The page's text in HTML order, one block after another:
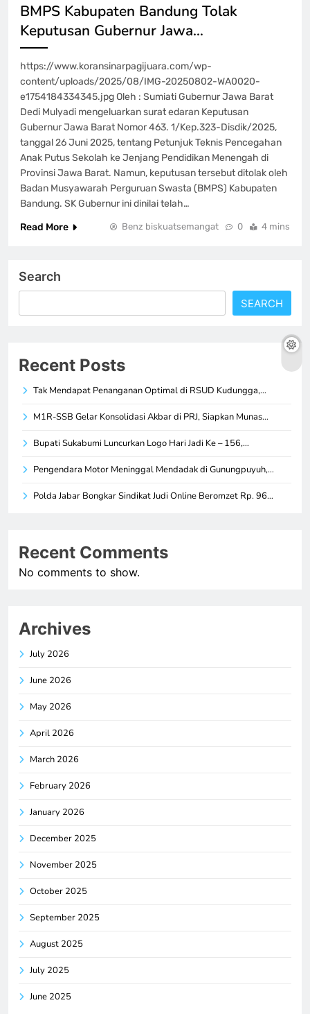
BMPS Kabupaten Bandung Tolak
Keputusan Gubernur Jawa…
https://www.koransinarpagijuara.com/wp-
content/uploads/2025/08/IMG-20250802-WA0020-
e1754184334345.jpg Oleh : Sumiati Gubernur Jawa Barat
Dedi Mulyadi mengeluarkan surat edaran Keputusan
Gubernur Jawa Barat Nomor 463. 1/Kep.323-Disdik/2025,
tanggal 26 Juni 2025, tentang Petunjuk Teknis Pencegahan
Anak Putus Sekolah ke Jenjang Pendidikan Menengah di
Provinsi Jawa Barat. Namun, keputusan tersebut ditolak oleh
Badan Musyawarah Perguruan Swasta (BMPS) Kabupaten
Bandung. SK Gubernur ini dinilai telah…
Read More
Benz biskuatsemangat 0 4 mins
Search
SEARCH
Recent Posts
Tak Mendapat Penanganan Optimal di RSUD Kudungga,…
M1R-SSB Gelar Konsolidasi Akbar di PRJ, Siapkan Munas…
Bupati Sukabumi Luncurkan Logo Hari Jadi Ke – 156,…
Pengendara Motor Meninggal Mendadak di Gunungpuyuh,…
Polda Jabar Bongkar Sindikat Judi Online Beromzet Rp. 96…
Recent Comments
No comments to show.
Archives
July 2026
June 2026
May 2026
April 2026
March 2026
February 2026
January 2026
December 2025
November 2025
October 2025
September 2025
August 2025
July 2025
June 2025